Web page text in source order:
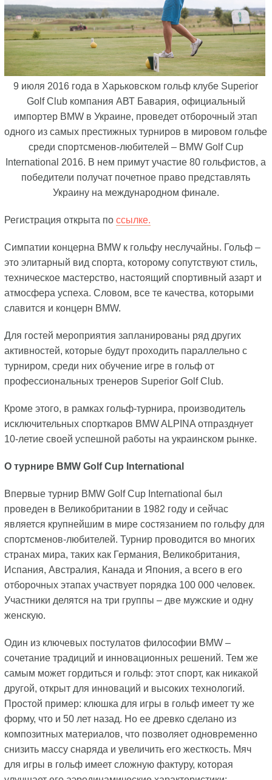
9 июля 2016 года в Харьковском гольф клубе Superior
Golf Club компания АВТ Бавария, официальный
импортер BMW в Украине, проведет отборочный этап
одного из самых престижных турниров в мировом гольфе
среди спортсменов-любителей – BMW Golf Cup
International 2016. В нем примут участие 80 гольфистов, а
победители получат почетное право представлять
Украину на международном финале.
Регистрация открыта по ссылке.
Симпатии концерна BMW к гольфу неслучайны. Гольф –
это элитарный вид спорта, которому сопутствуют стиль,
техническое мастерство, настоящий спортивный азарт и
атмосфера успеха. Словом, все те качества, которыми
славится и концерн BMW.
Для гостей мероприятия запланированы ряд других
активностей, которые будут проходить параллельно с
турниром, среди них обучение игре в гольф от
профессиональных тренеров Superior Golf Club.
Кроме этого, в рамках гольф-турнира, производитель
исключительных спорткаров BMW ALPINA отпразднует
10-летие своей успешной работы на украинском рынке.
О турнире BMW Golf Cup International
Впервые турнир BMW Golf Cup International был
проведен в Великобритании в 1982 году и сейчас
является крупнейшим в мире состязанием по гольфу для
спортсменов-любителей. Турнир проводится во многих
странах мира, таких как Германия, Великобритания,
Испания, Австралия, Канада и Япония, а всего в его
отборочных этапах участвует порядка 100 000 человек.
Участники делятся на три группы – две мужские и одну
женскую.
Один из ключевых постулатов философии BMW –
сочетание традиций и инновационных решений. Тем же
самым может гордиться и гольф: этот спорт, как никакой
другой, открыт для инноваций и высоких технологий.
Простой пример: клюшка для игры в гольф имеет ту же
форму, что и 50 лет назад. Но ее древко сделано из
композитных материалов, что позволяет одновременно
снизить массу снаряда и увеличить его жесткость. Мяч
для игры в гольф имеет сложную фактуру, которая